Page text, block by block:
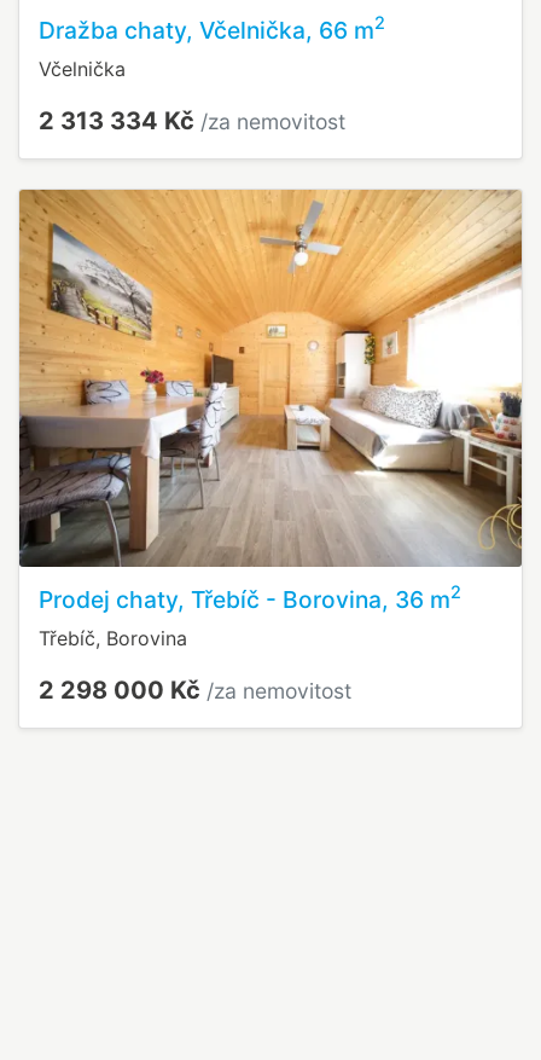
Dražba chaty, Včelnička, 66 m2
Včelnička
2 313 334 Kč /za nemovitost
Prodej chaty, Třebíč - Borovina, 36 m2
Třebíč, Borovina
2 298 000 Kč /za nemovitost